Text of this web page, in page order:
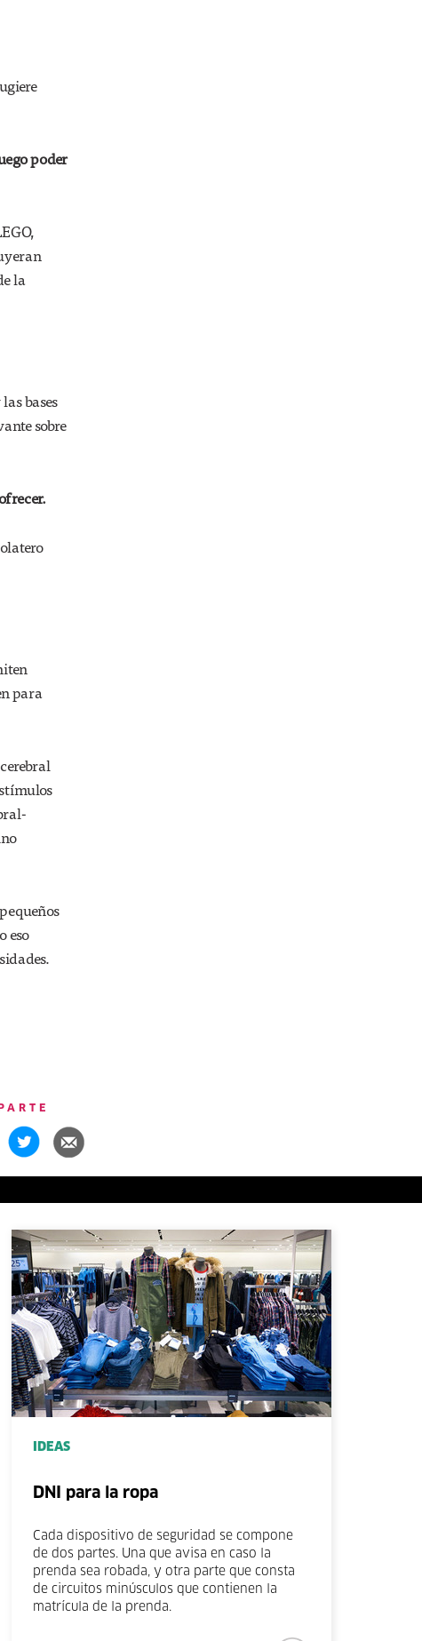
poder
la
bases
sobre
para
eso
IDEAS
DNI para la ropa
Cada dispositivo de seguridad se compone
de dos partes. Una que avisa en caso la
prenda sea robada, y otra parte que consta
de circuitos minúsculos que contienen la
matrícula de la prenda.